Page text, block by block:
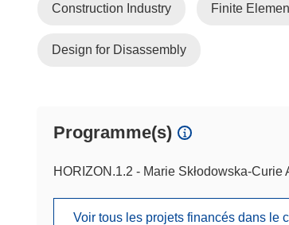
Construction Industry Finite
Design for Disassembly
Programme(s)
HORIZON.1.2 - Marie Skłodowska-Curie
Voir tous les projets financés dans le